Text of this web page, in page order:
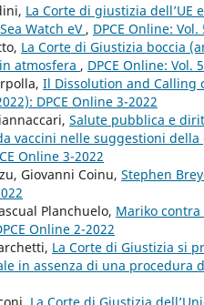
La Corte di giustizia
Watch eV , DPCE Online:
La Corte di Giustizia boccia
atmosfera , DPCE Online: Vol.
Il Dissolution and Calling
DPCE Online 3-2022
Salute pubblica e
vaccini nelle suggestioni
Online 3-2022
Giovanni Coinu, Stephen
Planchuelo, Mariko contra
Online 2-2022
La Corte di Giustizia si
in assenza di una procedura
La Corte di Giustizia